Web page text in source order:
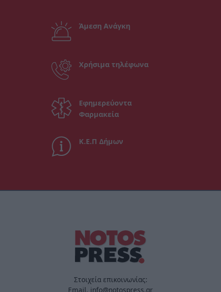
Άμεση Ανάγκη
Χρήσιμα τηλέφωνα
Εφημερεύοντα
Φαρμακεία
Κ.Ε.Π Δήμων
Στοιχεία επικοινωνίας:
Email. info@notospress.gr